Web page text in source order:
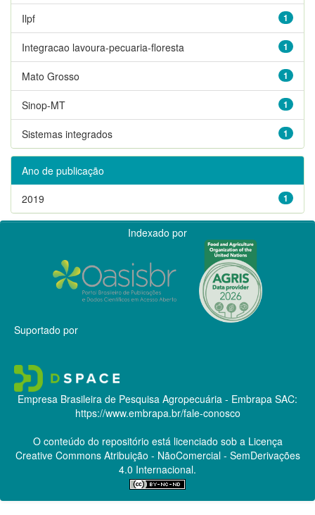
1
Ilpf
1
Integracao lavoura-pecuaria-floresta
1
Mato Grosso
1
Sinop-MT
1
Sistemas integrados
Ano de publicação
1
2019
Indexado por
Suportado por
Empresa Brasileira de Pesquisa Agropecuária - Embrapa SAC:
https://www.embrapa.br/fale-conosco
O conteúdo do repositório está licenciado sob a Licença
Creative CommonsAtribuição - NãoComercial - SemDerivações
4.0 Internacional.